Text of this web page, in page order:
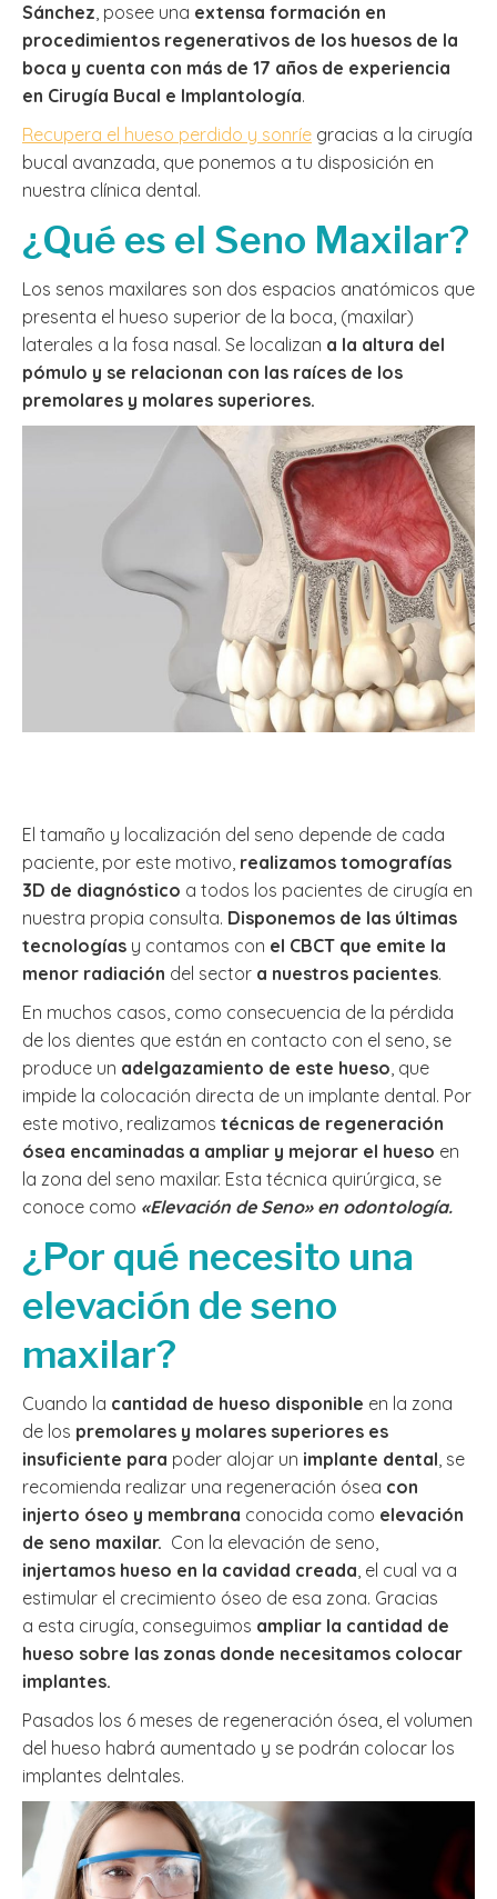
Sánchez, posee una extensa formación en
procedimientos regenerativos de los huesos de la
boca y cuenta con más de 17 años de experiencia
en Cirugía Bucal e Implantología.
Recupera el hueso perdido y sonríe gracias a la cirugía
bucal avanzada, que ponemos a tu disposición en
nuestra clínica dental.
¿Qué es el Seno Maxilar?
Los senos maxilares son dos espacios anatómicos que
presenta el hueso superior de la boca, (maxilar)
laterales a la fosa nasal. Se localizan a la altura del
pómulo y se relacionan con las raíces de los
premolares y molares superiores.
El tamaño y localización del seno depende de cada
paciente, por este motivo, realizamos tomografías
3D de diagnóstico a todos los pacientes de cirugía en
nuestra propia consulta. Disponemos de las últimas
tecnologías y contamos con el CBCT que emite la
menor radiación del sector a nuestros pacientes.
En muchos casos, como consecuencia de la pérdida
de los dientes que están en contacto con el seno, se
produce un adelgazamiento de este hueso , que
impide la colocación directa de un implante dental. Por
este motivo, realizamos técnicas de regeneración
ósea encaminadas a ampliar y mejorar el hueso en
la zona del seno maxilar. Esta técnica quirúrgica, se
conoce como «Elevación de Seno» en odontología.
¿Por qué necesito una
elevación de seno
maxilar?
Cuando la cantidad de hueso disponible en la zona
de los premolares y molares superiores es
insuficiente para poder alojar un implante dental , se
recomienda realizar una regeneración ósea con
injerto óseo y membrana conocida como elevación
de seno maxilar. Con la elevación de seno,
injertamos hueso en la cavidad creada , el cual va a
estimular el crecimiento óseo de esa zona. Gracias
a esta cirugía, conseguimos ampliar la cantidad de
hueso sobre las zonas donde necesitamos colocar
implantes.
Pasados los 6 meses de regeneración ósea, el volumen
del hueso habrá aumentado y se podrán colocar los
implantes delntales.